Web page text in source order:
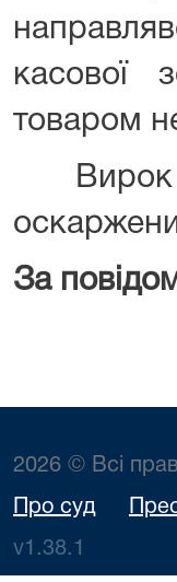
касової
товаром
Вирок
За
2026 © Всі
Про суд
v1.38.1